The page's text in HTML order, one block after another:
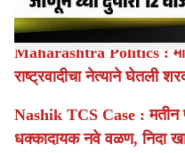
Maharashtra Politics :
राष्ट्रवादीचा नेत्याने घेतली
Nashik TCS Case : मतीन
धक्कादायक नवे वळण, निदा